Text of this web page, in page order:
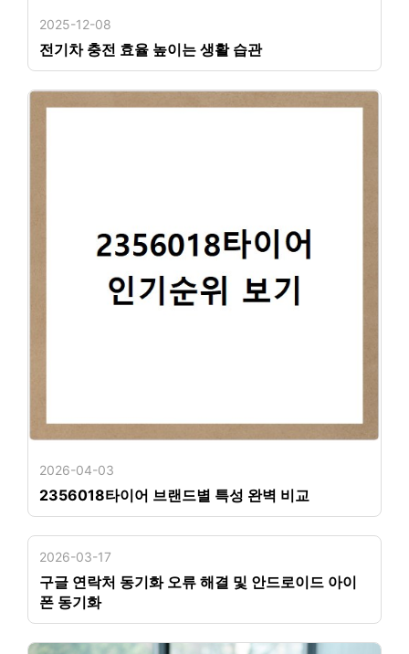
2025-12-08
전기차 충전 효율 높이는 생활 습관
2026-04-03
2356018타이어 브랜드별 특성 완벽 비교
2026-03-17
구글 연락처 동기화 오류 해결 및 안드로이드 아이
폰 동기화